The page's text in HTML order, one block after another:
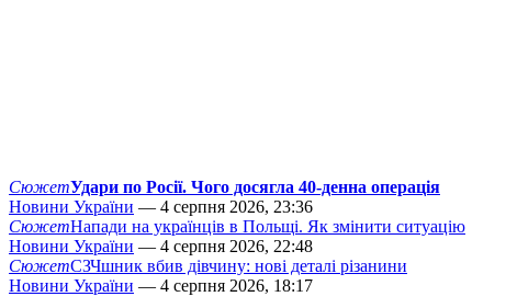
СюжетУдари по Росії. Чого досягла 40-денна операція
Новини України — 4 серпня 2026, 23:36
СюжетНапади на українців в Польщі. Як змінити ситуацію
Новини України — 4 серпня 2026, 22:48
СюжетСЗЧшник вбив дівчину: нові деталі різанини
Новини України — 4 серпня 2026, 18:17